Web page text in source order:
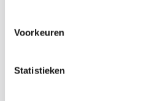
Voorkeuren
Statistieken